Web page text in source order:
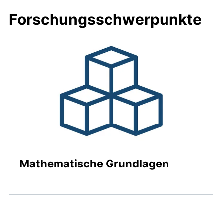
Forschungsschwerpunkte
Mathematische Grundlagen